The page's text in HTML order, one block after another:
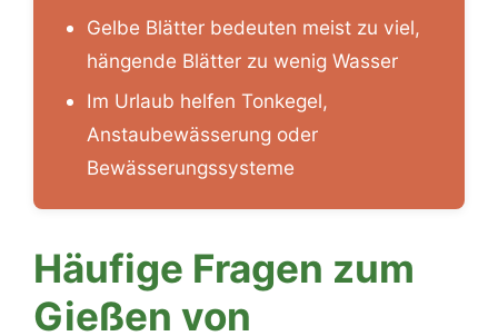
Gelbe Blätter bedeuten meist zu viel,
hängende Blätter zu wenig Wasser
Im Urlaub helfen Tonkegel,
Anstaubewässerung oder
Bewässerungssysteme
Häufige Fragen zum
Gießen von